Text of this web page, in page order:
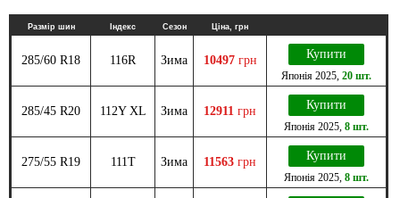
Размір шин Індекс Сезон Ціна, грн
285/60 R18 116R Зима 10497 грн Купити
Японія 2025 20 шт.
285/45 R20 112Y XL Зима 12911 грн Купити
Японія 2025 8 шт.
275/55 R19 111T Зима 11563 грн Купити
Японія 2025 8 шт.